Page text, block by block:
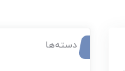
دسته‌ها